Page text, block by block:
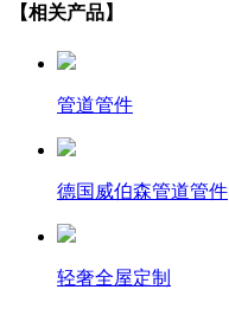
【相关产品】
管道管件
德国威伯森管道管件
轻奢全屋定制